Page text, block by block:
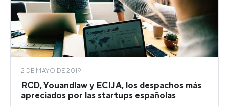
2 DE MAYO DE 2019
RCD, Youandlaw y ECIJA, los despachos más
apreciados por las startups españolas